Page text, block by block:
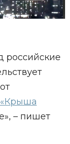
российские
«Крыша
– пишет